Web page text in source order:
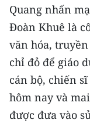
Chuyên trang
CHUYÊN ĐỀ
CÁC CHUYÊN
VỀ BÁO NHÂN
Quang nhấn
Đoàn Khuê là
văn hóa,
chỉ đỏ để giáo
cán bộ, chiến
hôm nay và
được đưa vào